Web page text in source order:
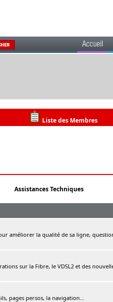
Accueil
Liste des Membres
Assistances Techniques
améliorer la qualité de sa ligne,
sur la Fibre, le VDSL2 et des
pages persos, la navigation...